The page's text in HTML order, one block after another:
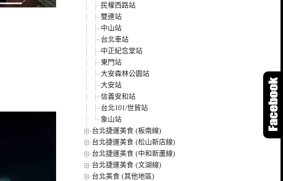
民權西路站
雙連站
中山站
台北車站
中正紀念堂站
東門站
大安森林公園站
大安站
信義安和站
台北101/世貿站
象山站
台北捷運美食 (板南線)
台北捷運美食 (松山新店線)
台北捷運美食 (中和新蘆線)
台北捷運美食 (文湖線)
台北美食 (其他地區)